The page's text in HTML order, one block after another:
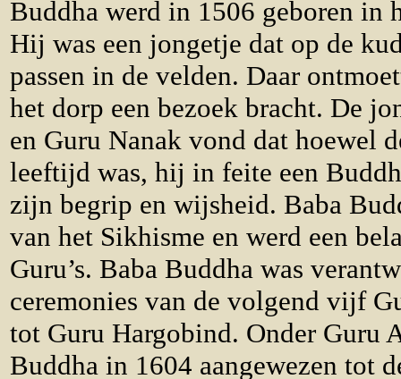
Buddha werd in 1506 geboren in
Hij was een jongetje dat op de
passen in de velden. Daar
het dorp een bezoek bracht. De
en Guru Nanak vond dat hoewel
leeftijd was, hij in feite een
zijn begrip en wijsheid. Baba
van het Sikhisme en werd een
Guru’s. Baba Buddha was
ceremonies van de volgend vijf
tot Guru Hargobind. Onder Guru
Buddha in 1604 aangewezen tot